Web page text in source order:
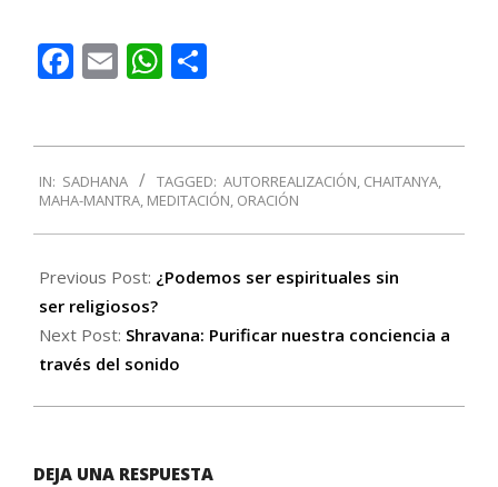
Facebook
EmailWhatsApp
05-
IN: SADHANA TAGGED: AUTORREALIZACIÓN, CHAITANYA,
MAHA-MANTRA, MEDITACIÓN, ORACIÓN
Previous Post: ¿Podemos ser espirituales sin
ser religiosos?
Next Post: Shravana: Purificar nuestra conciencia a
través del sonido
DEJA UNA RESPUESTA